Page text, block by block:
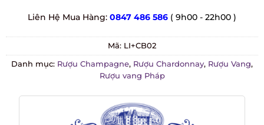
Liên Hệ Mua Hàng:0847 486 586 ( 9h00 - 22h00 )
Mã:LI+CB02
Rượu Champagne,Rượu Chardonnay